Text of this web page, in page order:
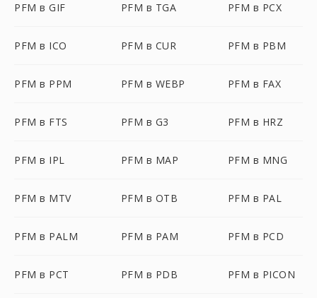
PFM в GIF PFM в TGA PFM в PCX
PFM в ICO PFM в CUR PFM в PBM
PFM в PPM PFM в WEBP PFM в FAX
PFM в FTS PFM в G3 PFM в HRZ
PFM в IPL PFM в MAP PFM в MNG
PFM в MTV PFM в OTB PFM в PAL
PFM в PALM PFM в PAM PFM в PCD
PFM в PCT PFM в PDB PFM в PICON